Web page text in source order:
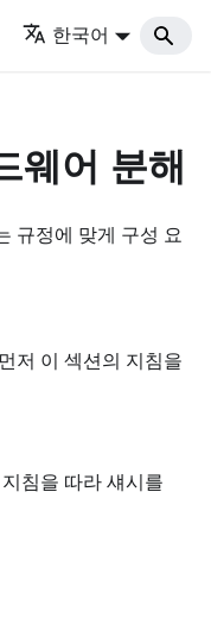
한국어
웨어 분해
규정에 맞게 구성 요
저 이 섹션의 지침을
침을 따라 섀시를